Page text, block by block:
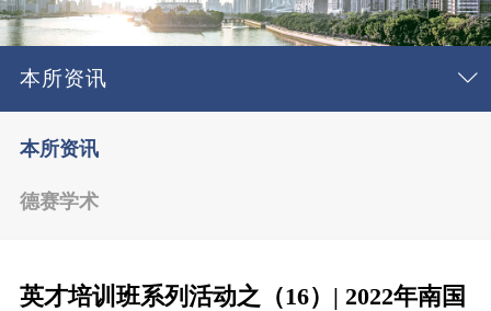
本所资讯
本所资讯
德赛学术
英才培训班系列活动之（16）| 2022年南国